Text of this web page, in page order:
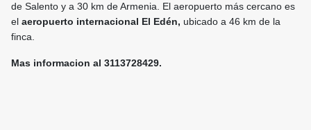
de Salento y a 30 km de Armenia. El aeropuerto más cercano es
el aeropuerto internacional El Edén, ubicado a 46 km de la
finca.
Mas informacion al 3113728429.